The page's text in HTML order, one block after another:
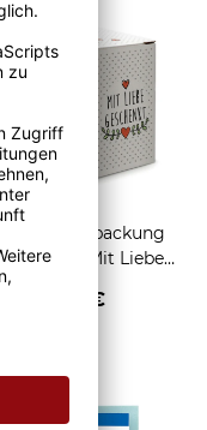
Tassen - Mit Liebe
2,95 €